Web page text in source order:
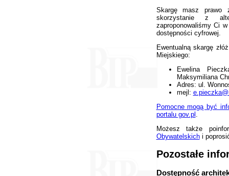
Skargę masz prawo
skorzystanie z
zaproponowaliśmy Ci
dostępności cyfrowej.
Ewentualną skargę
Miejskiego:
Ewelina
Maksymiliana
Adres: ul.
mejl:
Pomocne mogą być
portalu gov.pl
Możesz także
Obywatelskichi
Pozostałe
Dostępność